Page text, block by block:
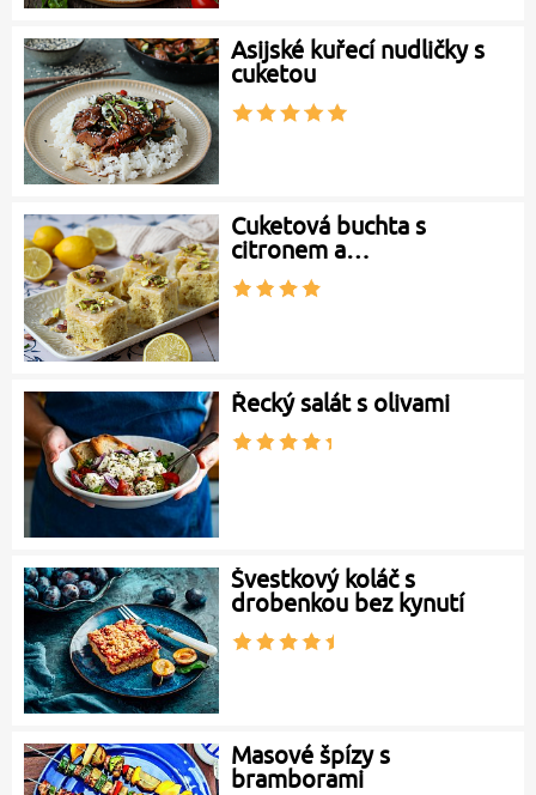
Asijské kuřecí nudličky s
cuketou
Cuketová buchta s
citronem a…
Řecký salát s olivami
Švestkový koláč s
drobenkou bez kynutí
Masové špízy s
bramborami